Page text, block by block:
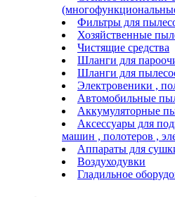
Фильтры для
Хозяйственные
Чистящие средства
Шланги для
Шланги для
Электровеники ,
Автомобильные
Аккумуляторные
Аксессуары для
машин , полотеров ,
Аппараты для
Воздуходувки
Гладильное